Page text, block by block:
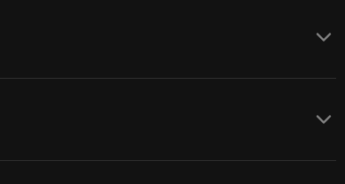
，其價格受供需和市場情緒影響